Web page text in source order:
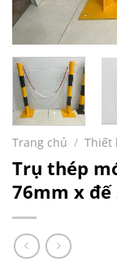
Trang chủ / Thiết
Trụ thép
76mm x đế